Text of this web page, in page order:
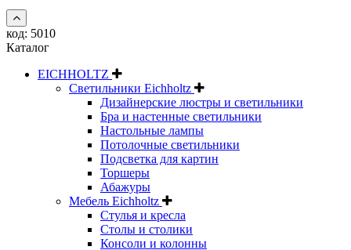
код: 5010
Каталог
EICHHOLTZ
Светильники Eichholtz
Дизайнерские люстры и светильники
Бра и настенные светильники
Настольные лампы
Потолочные светильники
Подсветка для картин
Торшеры
Абажуры
Мебель Eichholtz
Стулья и кресла
Столы и столики
Консоли и колонны